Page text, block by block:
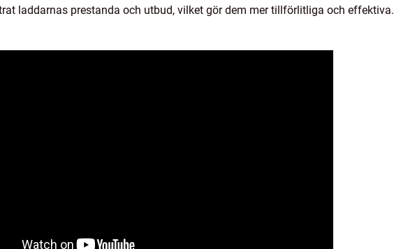
laddarnas prestanda och utbud, vilket gör dem mer tillförlitliga och effektiva.